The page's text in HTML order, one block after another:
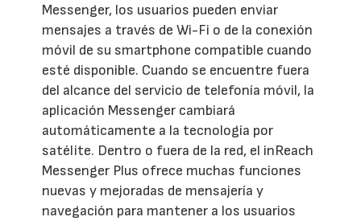
Messenger, los usuarios pueden enviar
mensajes a través de Wi-Fi o de la conexión
móvil de su smartphone compatible cuando
esté disponible. Cuando se encuentre fuera
del alcance del servicio de telefonía móvil, la
aplicación Messenger cambiará
automáticamente a la tecnología por
satélite. Dentro o fuera de la red, el inReach
Messenger Plus ofrece muchas funciones
nuevas y mejoradas de mensajería y
navegación para mantener a los usuarios